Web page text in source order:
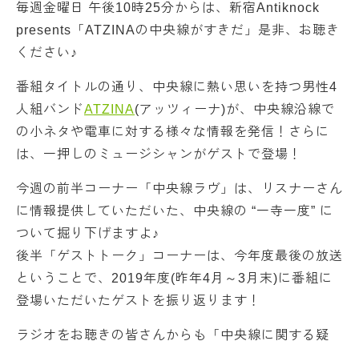
毎週金曜日 午後10時25分からは、新宿Antiknock
presents「ATZINAの中央線がすきだ」是非、お聴き
ください♪
番組タイトルの通り、中央線に熱い思いを持つ男性4
人組バンドATZINA(アッツィーナ)が、中央線沿線で
の小ネタや電車に対する様々な情報を発信！さらに
は、一押しのミュージシャンがゲストで登場！
今週の前半コーナー「中央線ラヴ」は、リスナーさん
に情報提供していただいた、中央線の “一寺一度” に
ついて掘り下げますよ♪
後半「ゲストトーク」コーナーは、今年度最後の放送
ということで、2019年度(昨年4月～3月末)に番組に
登場いただいたゲストを振り返ります！
ラジオをお聴きの皆さんからも「中央線に関する疑